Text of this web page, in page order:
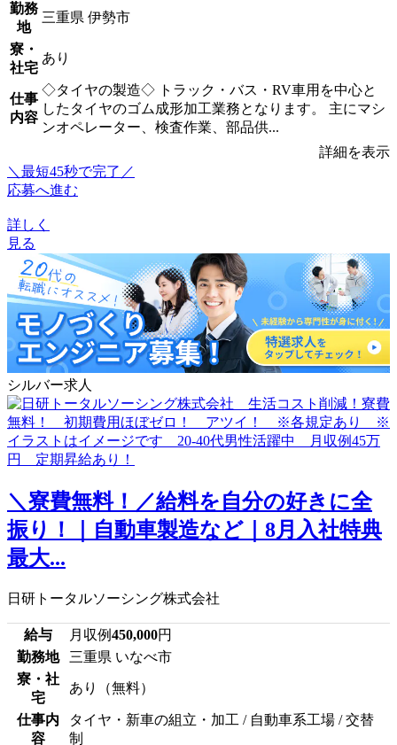
勤務
地
三重県 伊勢市
寮・
社宅
あり
仕事
内容
◇タイヤの製造◇ トラック・バス・RV車用を中心と
したタイヤのゴム成形加工業務となります。 主にマシ
ンオペレーター、検査作業、部品供...
詳細を表示
＼最短45秒で完了／
応募へ進む
詳しく
見る
シルバー求人
＼寮費無料！／給料を自分の好きに全
振り！｜自動車製造など｜8月入社特典
最大...
日研トータルソーシング株式会社
給与 月収例450,000円
勤務地
三重県 いなべ市
寮・社
宅
あり（無料）
仕事内
容
タイヤ・新車の組立・加工 / 自動車系工場 / 交替
制